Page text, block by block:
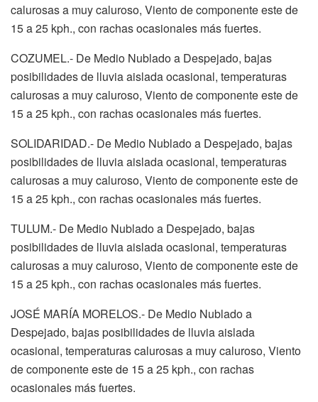
calurosas a muy caluroso, Viento de componente este de
15 a 25 kph., con rachas ocasionales más fuertes.
COZUMEL.- De Medio Nublado a Despejado, bajas
posibilidades de lluvia aislada ocasional, temperaturas
calurosas a muy caluroso, Viento de componente este de
15 a 25 kph., con rachas ocasionales más fuertes.
SOLIDARIDAD.- De Medio Nublado a Despejado, bajas
posibilidades de lluvia aislada ocasional, temperaturas
calurosas a muy caluroso, Viento de componente este de
15 a 25 kph., con rachas ocasionales más fuertes.
TULUM.- De Medio Nublado a Despejado, bajas
posibilidades de lluvia aislada ocasional, temperaturas
calurosas a muy caluroso, Viento de componente este de
15 a 25 kph., con rachas ocasionales más fuertes.
JOSÉ MARÍA MORELOS.- De Medio Nublado a
Despejado, bajas posibilidades de lluvia aislada
ocasional, temperaturas calurosas a muy caluroso, Viento
de componente este de 15 a 25 kph., con rachas
ocasionales más fuertes.